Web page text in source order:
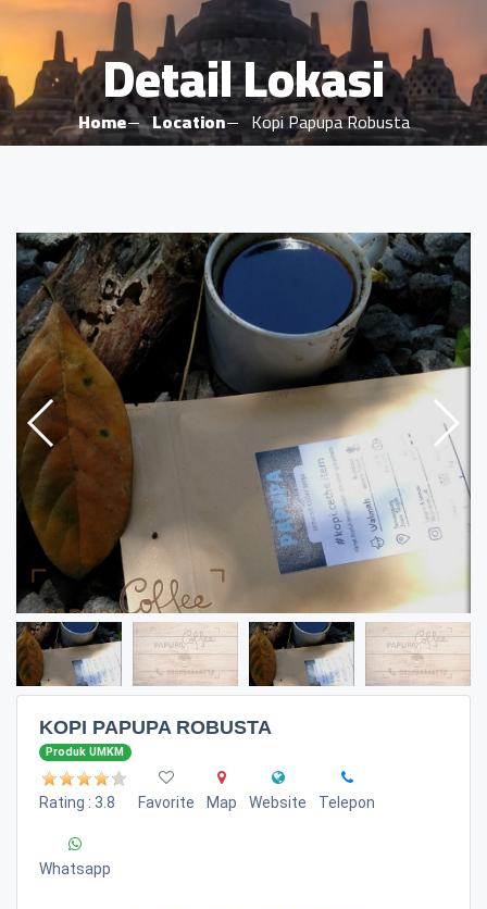
Detail Lokasi
Home Location Kopi Papupa Robusta
KOPI PAPUPA ROBUSTA
Produk UMKM
Rating : 3.8 Favorite Map Website Telepon
Whatsapp